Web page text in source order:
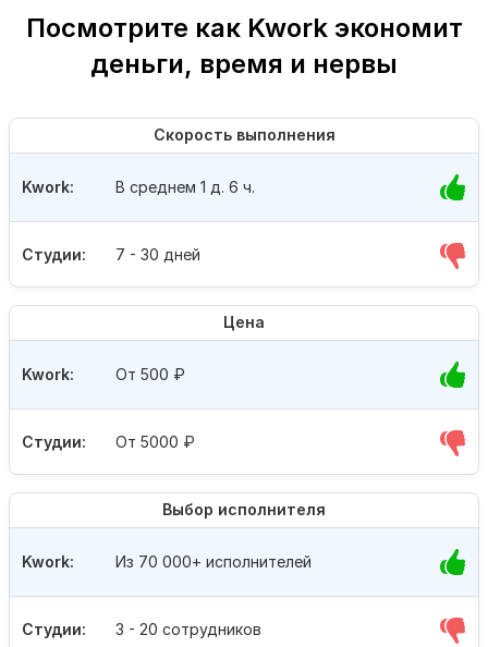
Посмотрите как Kwork экономит
деньги, время и нервы
Скорость выполнения
Студии: 7 - 30 дней
Kwork: В среднем 1 д. 6 ч.
Цена
Студии: От 5000 ₽
Kwork: От 500 ₽
Выбор исполнителя
Студии: 3 - 20 сотрудников
Kwork: Из 70 000+ исполнителей